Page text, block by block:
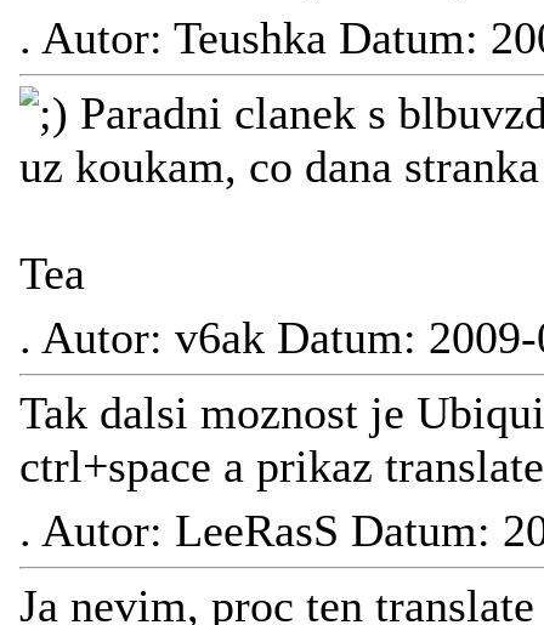
. Autor: Teushka Datum:
Paradni clanek s
uz koukam, co dana
Tea
. Autor: v6ak Datum:
Tak dalsi moznost je
ctrl+space a prikaz
. Autor: LeeRasS Datum:
Ja nevim, proc ten